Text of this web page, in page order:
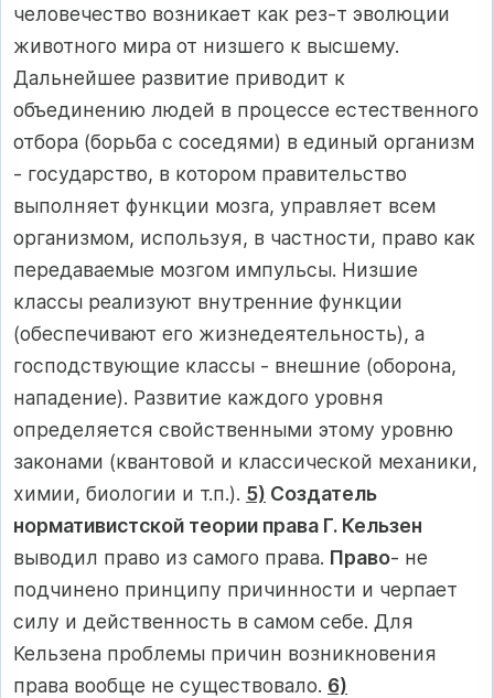
человечество воз­никает как рез-т эволюции
животного мира от низшего к высшему.
Дальнейшее развитие приводит к
объединению людей в процессе естественного
отбора (борьба с соседями) в единый организм
- государство, в котором правительство
выполняет функции мозга, управляет всем
организмом, используя, в частности, право как
передаваемые мозгом импульсы. Низшие
классы реали­зуют внутренние функции
(обеспечивают его жизнедеятельность), а
господствующие классы - внешние (оборона,
нападение). Развитие каж­дого уровня
определяется свойственными этому уровню
законами (квантовой и классической механики,
химии, биологии и т.п.). 5) Создатель
нормативистской теории права Г. Кельзен
выводил право из самого права. Право- не
подчинено принципу причинности и черпает
силу и действенность в самом себе. Для
Кельзена проблемы причин возникновения
права вообще не существовало. 6)